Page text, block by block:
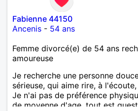
Fabienne 44150
Ancenis - 54 ans
Femme divorcé(e) de 54 ans
amoureuse
Je recherche une personne
sérieuse, qui aime rire, à
Je n'ai pas de préférence
de moyenne d'age, tout est